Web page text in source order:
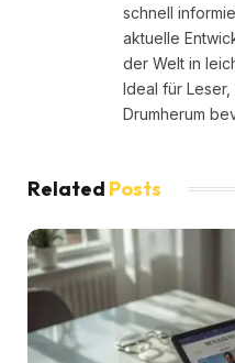
schnell
aktuelle
der Welt in
Ideal für
Drumherum
Related Posts